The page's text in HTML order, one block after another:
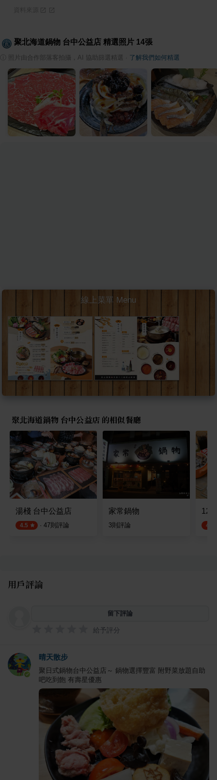
聚北海道鍋物 台中公益店 精選照片 14張
照片由合作部落客拍攝，AI 協助篩選精選 了解我們如何精選
線上菜單 Menu
聚北海道鍋物 台中公益店 的相似餐廳
湯棧 台中公益店
4.5 · 47則評論
家常鍋物
3則評論 4.5
用戶評論
留下評論
給予評分
晴天散步
聚日式鍋物台中公益店～ 鍋物選擇豐富 附野菜放題自助
吧吃到飽 有壽星優惠